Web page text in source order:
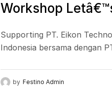
Workshop
Supporting PT. Eikon
Indonesia bersama dengan
by Festino Admin